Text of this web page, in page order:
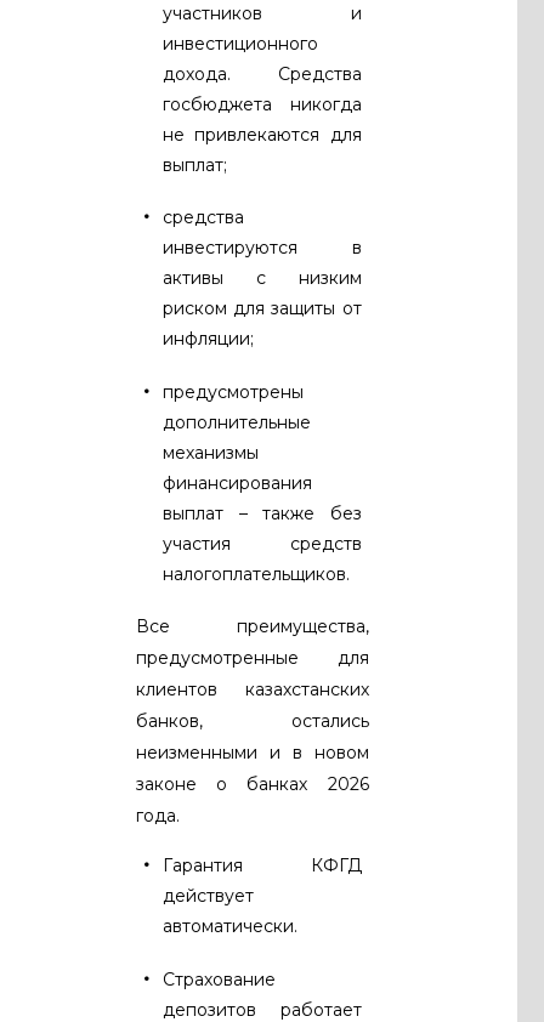
участников и
инвестиционного
дохода. Средства
госбюджета никогда
не привлекаются для
выплат;
средства
инвестируются в
активы c низким
риском для защиты от
инфляции;
предусмотрены
дополнительные
механизмы
финансирования
выплат – также без
участия средств
налогоплательщиков.
Все преимущества,
предусмотренные для
клиентов казахстанских
банков, остались
неизменными и в новом
законе о банках 2026
года.
Гарантия КФГД
действует
автоматически.
Страхование
депозитов работает